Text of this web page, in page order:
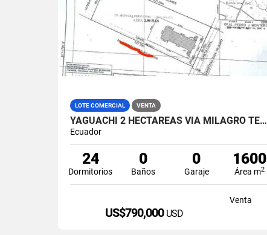
LOTE COMERCIAL VENTA
YAGUACHI 2 HECTÁREAS VIA MILAGRO TERRENO INDUSTRIAL EN VENTA
Ecuador
24
Dormitorios
0
Baños
0
Garaje
1600
Área m2
Venta
US$790,000 USD